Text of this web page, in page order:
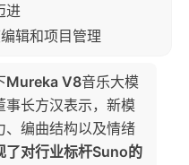
进
辑和项目管理
Mureka V8音乐大模
事长方汉表示，新模
、编曲结构以及情绪
了对行业标杆Suno的